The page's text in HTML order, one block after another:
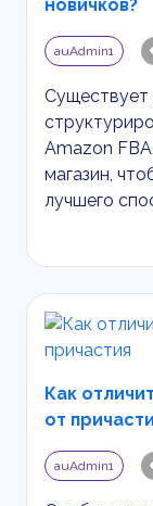
новичков?
auAdmin1
Существует
Amazon FBA
магазин,
лучшего
Как
от
auAdmin1